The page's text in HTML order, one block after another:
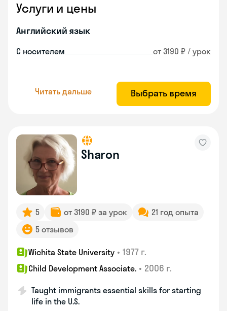
Услуги и цены
Английский язык
С носителем от 3190 ₽ / урок
Читать дальше Выбрать время
Sharon
5 от 3190 ₽ за урок
21 год опыта
5 отзывов
Wichita State University • 1977 г.
Child Development Associate. • 2006 г.
Taught immigrants essential skills for starting
life in the U.S.